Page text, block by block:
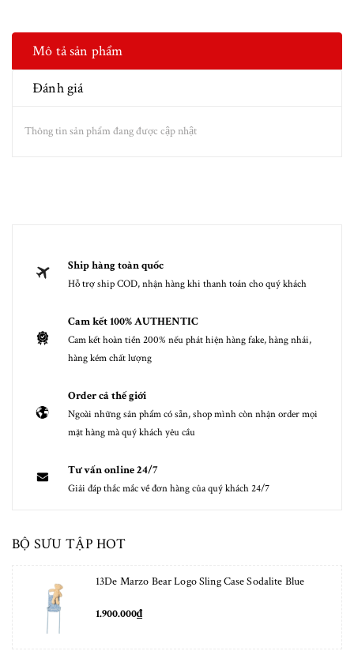
Mô tả sản phẩm
Đánh giá
Thông tin sản phẩm đang được cập nhật
Ship hàng toàn quốc
Hỗ trợ ship COD, nhận hàng khi thanh toán cho quý khách
Cam kết 100% AUTHENTIC
Cam kết hoàn tiền 200% nếu phát hiện hàng fake, hàng nhái,
hàng kém chất lượng
Order cả thế giới
Ngoài những sản phẩm có sẵn, shop mình còn nhận order mọi
mặt hàng mà quý khách yêu cầu
Tư vấn online 24/7
Giải đáp thắc mắc về đơn hàng của quý khách 24/7
BỘ SƯU TẬP HOT
13De Marzo Bear Logo Sling Case Sodalite Blue
1.900.000₫